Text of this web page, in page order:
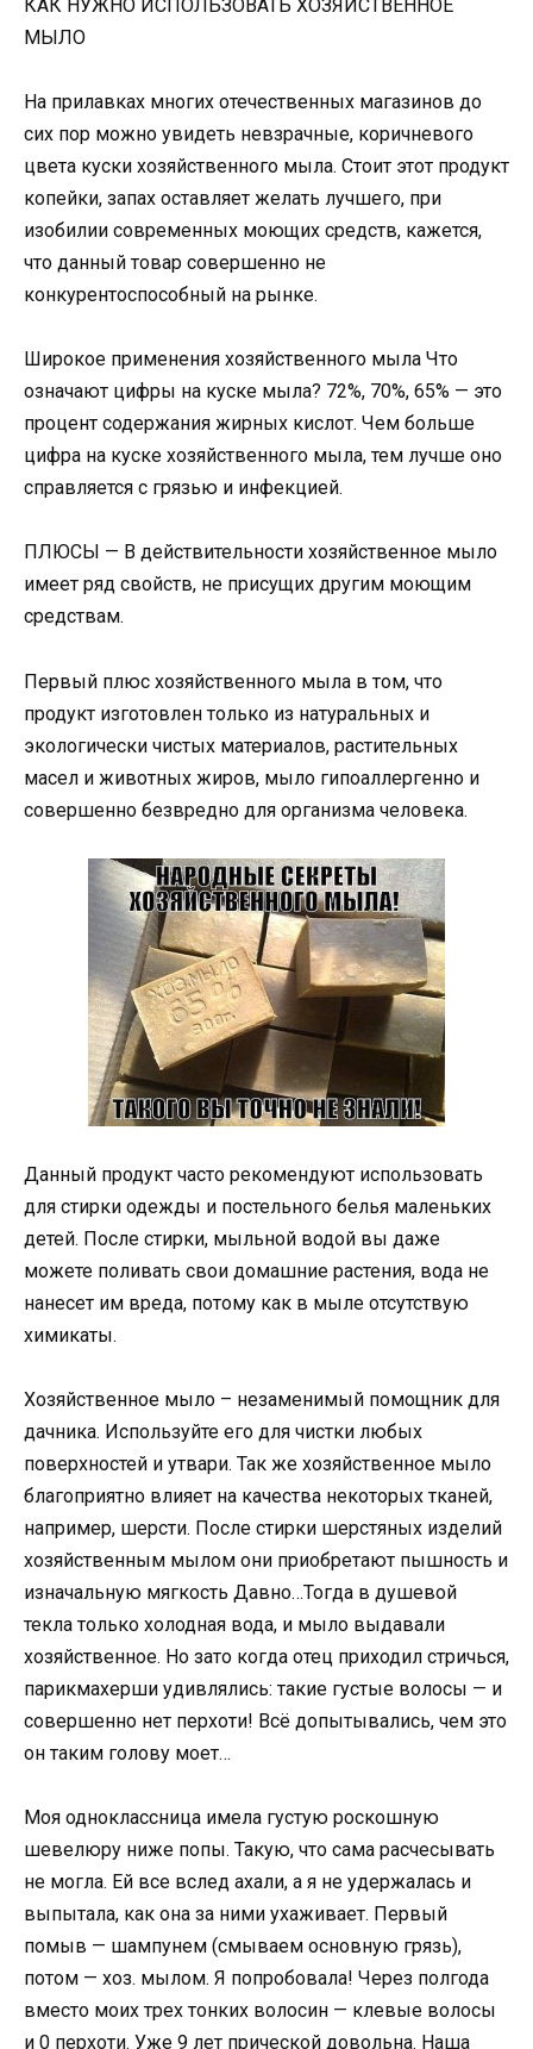
КАК НУЖНО ИСПОЛЬЗОВАТЬ ХОЗЯЙСТВЕННОЕ
МЫЛО
На прилавках многих отечественных магазинов до
сих пор можно увидеть невзрачные, коричневого
цвета куски хозяйственного мыла. Стоит этот продукт
копейки, запах оставляет желать лучшего, при
изобилии современных моющих средств, кажется,
что данный товар совершенно не
конкурентоспособный на рынке.
Широкое применения хозяйственного мыла Что
означают цифры на куске мыла? 72%, 70%, 65% — это
процент содержания жирных кислот. Чем больше
цифра на куске хозяйственного мыла, тем лучше оно
справляется с грязью и инфекцией.
ПЛЮСЫ — В действительности хозяйственное мыло
имеет ряд свойств, не присущих другим моющим
средствам.
Первый плюс хозяйственного мыла в том, что
продукт изготовлен только из натуральных и
экологически чистых материалов, растительных
масел и животных жиров, мыло гипоаллергенно и
совершенно безвредно для организма человека.
Данный продукт часто рекомендуют использовать
для стирки одежды и постельного белья маленьких
детей. После стирки, мыльной водой вы даже
можете поливать свои домашние растения, вода не
нанесет им вреда, потому как в мыле отсутствую
химикаты.
Хозяйственное мыло – незаменимый помощник для
дачника. Используйте его для чистки любых
поверхностей и утвари. Так же хозяйственное мыло
благоприятно влияет на качества некоторых тканей,
например, шерсти. После стирки шерстяных изделий
хозяйственным мылом они приобретают пышность и
изначальную мягкость Давно…Тогда в душевой
текла только холодная вода, и мыло выдавали
хозяйственное. Но зато когда отец приходил стричься,
парикмахерши удивлялись: такие густые волосы — и
совершенно нет перхоти! Всё допытывались, чем это
он таким голову моет…
Моя одноклассница имела густую роскошную
шевелюру ниже попы. Такую, что сама расчесывать
не могла. Ей все вслед ахали, а я не удержалась и
выпытала, как она за ними ухаживает. Первый
помыв — шампунем (смываем основную грязь),
потом — хоз. мылом. Я попробовала! Через полгода
вместо моих трех тонких волосин — клевые волосы
и 0 перхоти. Уже 9 лет прической довольна. Наша